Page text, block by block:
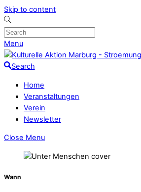
Skip to content
Menu
Search
Home
Veranstaltungen
Verein
Newsletter
Close Menu
Wann